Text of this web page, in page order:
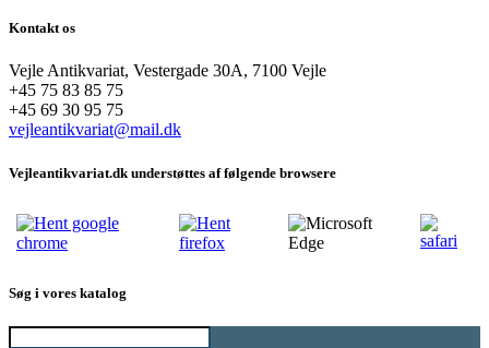
Kontakt os
Vejle Antikvariat, Vestergade 30A, 7100 Vejle
+45 75 83 85 75
+45 69 30 95 75
vejleantikvariat@mail.dk
Vejleantikvariat.dk understøttes af følgende browsere
Søg i vores katalog